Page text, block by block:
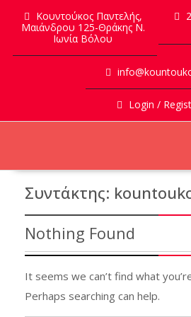
Κουντούκος Παντελής,
Μαιάνδρου 125-Θράκης Ν.
Ιωνία Βόλου
Login /
Συντάκτης:
Nothing Found
It seems we can’t find what
Perhaps searching can help.